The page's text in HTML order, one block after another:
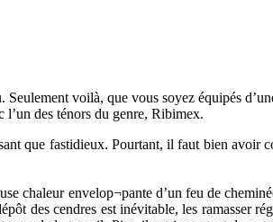
voilà, que vous soyez équipés
l’un des ténors du genre, Ribimex.
que fastidieux. Pourtant, il faut bien avoir
chaleur envelop¬pante d’un feu de
des cendres est inévitable, les ramasser